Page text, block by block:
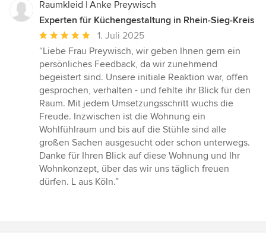
Raumkleid | Anke Preywisch
Experten für Küchengestaltung in Rhein-Sieg-Kreis
Durchschnittliche
Bewertung:
5
von
5
Sternen
1. Juli 2025
“Liebe Frau Preywisch, wir geben Ihnen gern ein
persönliches Feedback, da wir zunehmend
begeistert sind. Unsere initiale Reaktion war, offen
gesprochen, verhalten - und fehlte ihr Blick für den
Raum. Mit jedem Umsetzungsschritt wuchs die
Freude. Inzwischen ist die Wohnung ein
Wohlfühlraum und bis auf die Stühle sind alle
großen Sachen ausgesucht oder schon unterwegs.
Danke für Ihren Blick auf diese Wohnung und Ihr
Wohnkonzept, über das wir uns täglich freuen
dürfen. L aus Köln.”